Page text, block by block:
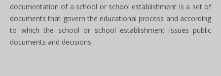
documentation of a school or school establishment is a set of
documents that govern the educational process and according
to which the school or school establishment issues public
documents and decisions.